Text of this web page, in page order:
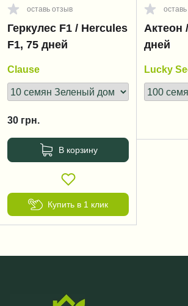
оставь отзыв
Геркулес F1 / Hercules
F1, 75 дней
Clause
30 грн.
В корзину
Купить в 1 клик
Актеон
дней
Lucky